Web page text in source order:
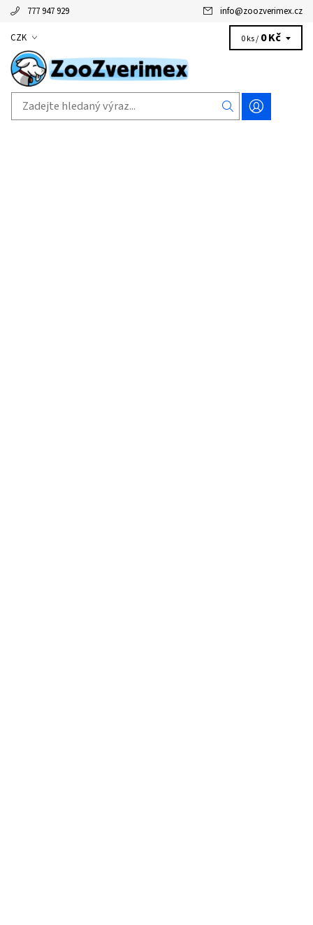
777 947 929 info@zoozverimex.cz
CZK 0 ks / 0 Kč